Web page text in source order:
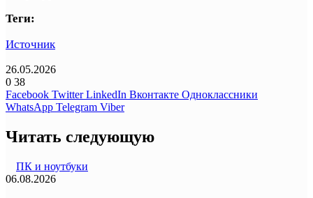
Теги:
Источник
26.05.2026
0 38
Facebook Twitter LinkedIn Вконтакте Одноклассники
WhatsApp Telegram Viber
Читать следующую
ПК и ноутбуки
06.08.2026